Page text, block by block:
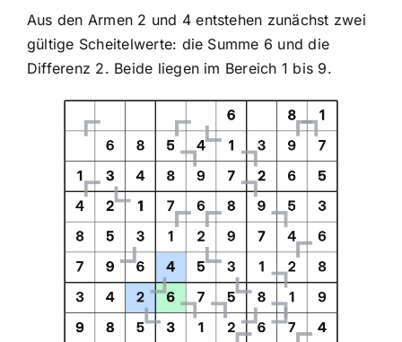
Aus den Armen 2 und 4 entstehen zunächst zwei
gültige Scheitelwerte: die Summe 6 und die
Differenz 2. Beide liegen im Bereich 1 bis 9.